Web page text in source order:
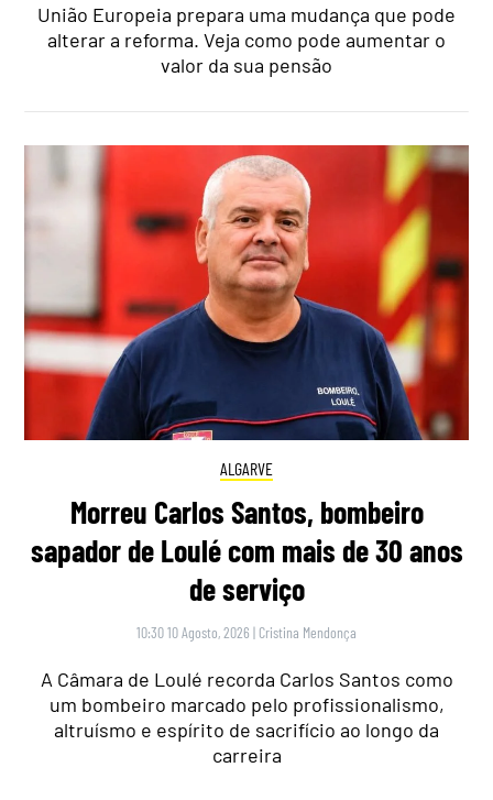
União Europeia prepara uma mudança que pode
alterar a reforma. Veja como pode aumentar o
valor da sua pensão
ALGARVE
Morreu Carlos Santos, bombeiro
sapador de Loulé com mais de 30 anos
de serviço
10:30 10 Agosto, 2026 | Cristina Mendonça
A Câmara de Loulé recorda Carlos Santos como
um bombeiro marcado pelo profissionalismo,
altruísmo e espírito de sacrifício ao longo da
carreira